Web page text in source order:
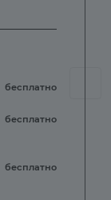
бесплатно
бесплатно
бесплатно